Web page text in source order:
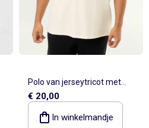
Polo van jerseytricot met
korte mouwen
€ 20,00
In winkelmandje